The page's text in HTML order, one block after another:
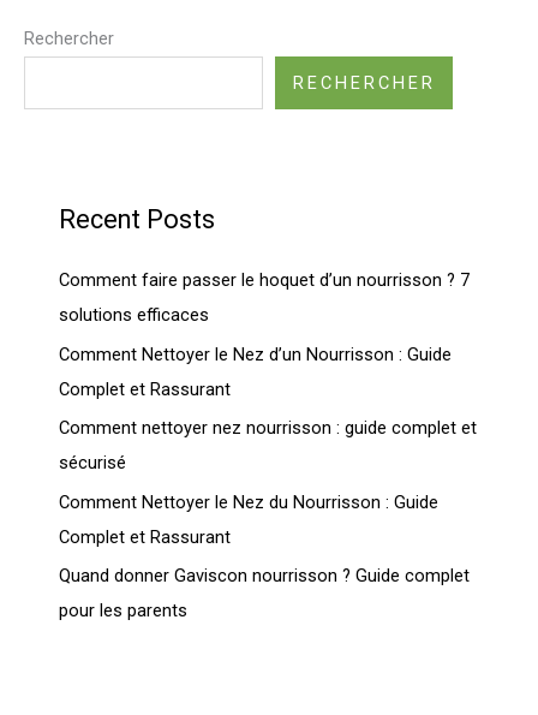
Rechercher
RECHERCHER
Recent Posts
Comment faire passer le hoquet d’un nourrisson ? 7
solutions efficaces
Comment Nettoyer le Nez d’un Nourrisson : Guide
Complet et Rassurant
Comment nettoyer nez nourrisson : guide complet et
sécurisé
Comment Nettoyer le Nez du Nourrisson : Guide
Complet et Rassurant
Quand donner Gaviscon nourrisson ? Guide complet
pour les parents